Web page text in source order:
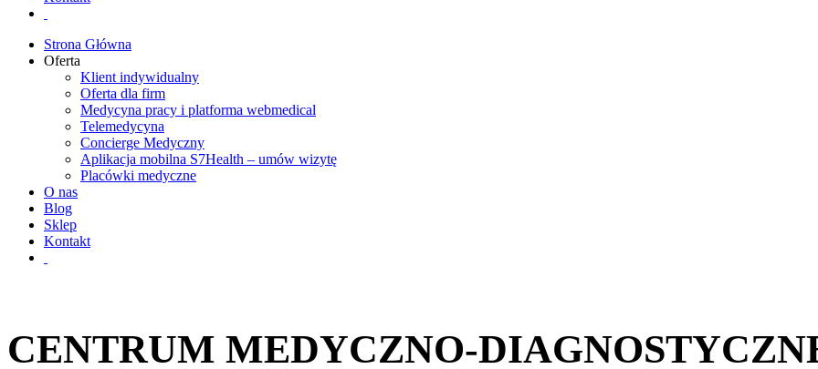
Strona Główna
Oferta
Klient indywidualny
Oferta dla firm
Medycyna pracy i platforma webmedical
Telemedycyna
Concierge Medyczny
Aplikacja mobilna S7Health – umów wizytę
Placówki medyczne
O nas
Blog
Sklep
Kontakt
CENTRUM MEDYCZNO-